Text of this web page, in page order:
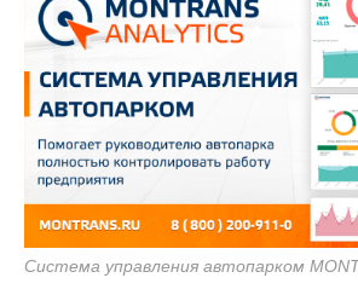
Система управления автопарком